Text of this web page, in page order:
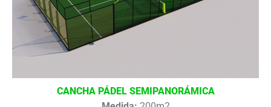
CANCHA PÁDEL SEMIPANORÁMICA